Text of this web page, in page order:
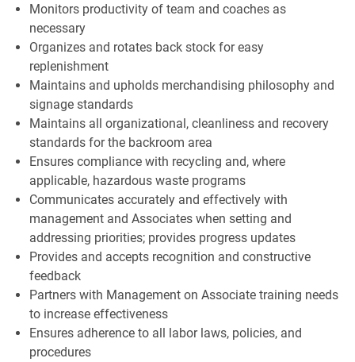
Monitors productivity of team and coaches as
necessary
Organizes and rotates back stock for easy
replenishment
Maintains and upholds merchandising philosophy and
signage standards
Maintains all organizational, cleanliness and recovery
standards for the backroom area
Ensures compliance with recycling and, where
applicable, hazardous waste programs
Communicates accurately and effectively with
management and Associates when setting and
addressing priorities; provides progress updates
Provides and accepts recognition and constructive
feedback
Partners with Management on Associate training needs
to increase effectiveness
Ensures adherence to all labor laws, policies, and
procedures